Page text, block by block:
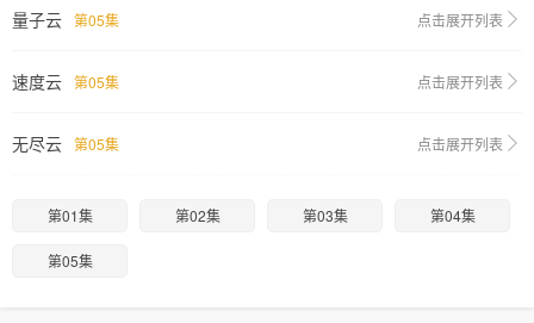
量子云 第05集 点击展开列表
速度云 第05集 点击展开列表
无尽云 第05集 点击展开列表
第01集 第02集 第03集 第04集
第05集